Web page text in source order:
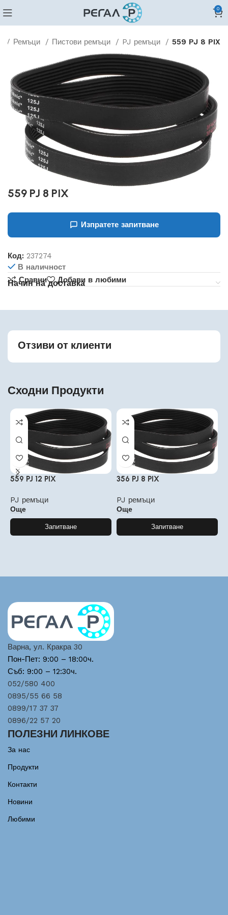
0
Ремъци Пистови ремъци PJ ремъци 559 PJ 8 PIX
559 PJ 8 PIX
Изпратете запитване
Код:237274
В наличност
Сравни
Добави в любими
Начин на доставка
Отзиви от клиенти
Сходни Продукти
559 PJ 12 PIX
PJ ремъци
Още
Запитване
356 PJ 8 PIX
PJ ремъци
Още
Запитване
Варна, ул. Кракра 30
Пон-Пет: 9:00 – 18:00ч.
Съб: 9:00 – 12:30ч.
052/580 400
0895/55 66 58
0899/17 37 37
0896/22 57 20
ПОЛЕЗНИ ЛИНКОВЕ
За нас
Продукти
Контакти
Новини
Любими